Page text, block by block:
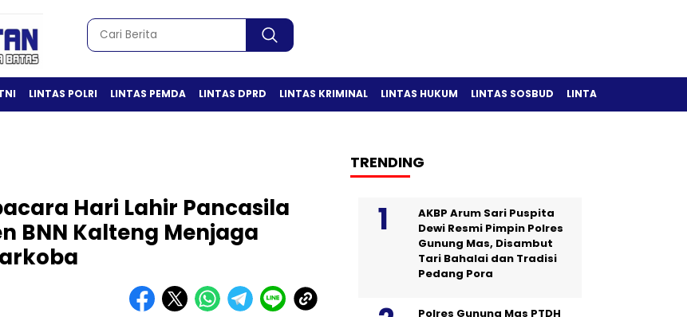
LINTAS POLRI LINTAS PEMDA LINTAS DPRD LINTAS KRIMINAL LINTAS HUKUM LINTAS SOSBUD LINTAS OLAH RAGA
Hari Lahir Pancasila
BNN Kalteng Menjaga
TRENDING
AKBP Arum Sari Puspita
Dewi Resmi Pimpin Polres
Gunung Mas, Disambut
Tari Bahalai dan Tradisi
Pedang Pora
Polres Gunung Mas PTDH